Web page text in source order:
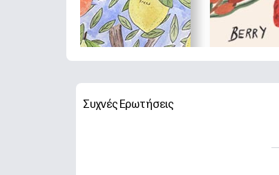
Συχνές Ερωτήσεις